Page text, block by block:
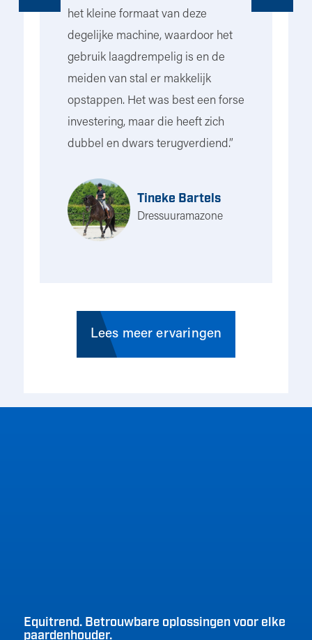
het kleine formaat van deze
degelijke machine, waardoor het
gebruik laagdrempelig is en de
meiden van stal er makkelijk
opstappen. Het was best een forse
investering, maar die heeft zich
dubbel en dwars terugverdiend.”
Tineke Bartels
Dressuuramazone
Lees meer ervaringen
Equitrend. Betrouwbare oplossingen voor elke
paardenhouder.